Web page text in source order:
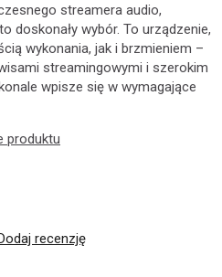
streamera audio,
doskonały wybór. To urządzenie,
wykonania, jak i brzmieniem –
streamingowymi i szerokim
wpisze się w wymagające
produktu
recenzję